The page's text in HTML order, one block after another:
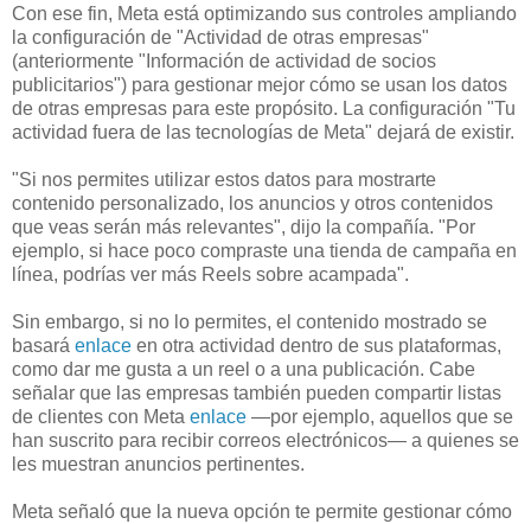
Con ese fin, Meta está optimizando sus controles ampliando
la configuración de "Actividad de otras empresas"
(anteriormente "Información de actividad de socios
publicitarios") para gestionar mejor cómo se usan los datos
de otras empresas para este propósito. La configuración "Tu
actividad fuera de las tecnologías de Meta" dejará de existir.
"Si nos permites utilizar estos datos para mostrarte
contenido personalizado, los anuncios y otros contenidos
que veas serán más relevantes", dijo la compañía. "Por
ejemplo, si hace poco compraste una tienda de campaña en
línea, podrías ver más Reels sobre acampada".
Sin embargo, si no lo permites, el contenido mostrado se
basará enlace en otra actividad dentro de sus plataformas,
como dar me gusta a un reel o a una publicación. Cabe
señalar que las empresas también pueden compartir listas
de clientes con Meta enlace —por ejemplo, aquellos que se
han suscrito para recibir correos electrónicos— a quienes se
les muestran anuncios pertinentes.
Meta señaló que la nueva opción te permite gestionar cómo